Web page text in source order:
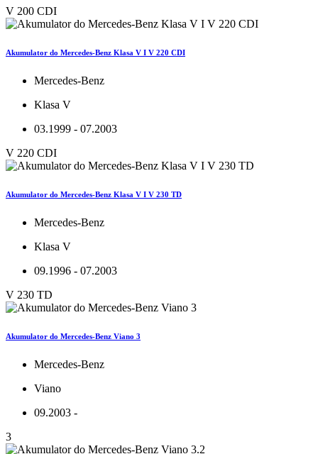
V 200 CDI
Akumulator do Mercedes-Benz Klasa V I V 220 CDI
Mercedes-Benz
Klasa V
03.1999 - 07.2003
V 220 CDI
Akumulator do Mercedes-Benz Klasa V I V 230 TD
Mercedes-Benz
Klasa V
09.1996 - 07.2003
V 230 TD
Akumulator do Mercedes-Benz Viano 3
Mercedes-Benz
Viano
09.2003 -
3